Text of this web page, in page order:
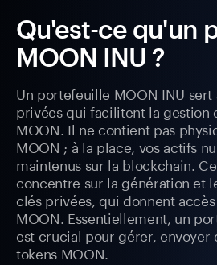
Qu'est-ce qu'un
MOON INU ?
Un portefeuille MOON INU
privées qui facilitent la gestion
MOON. Il ne contient pas
MOON ; à la place, vos actifs
maintenus sur la blockchain.
concentre sur la génération et
clés privées, qui donnent
MOON. Essentiellement, un
est crucial pour gérer, envoyer
tokens MOON.